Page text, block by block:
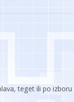
teget ili po